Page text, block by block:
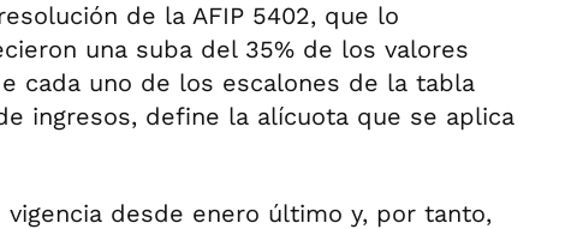
de la AFIP 5402, que lo
una suba del 35% de los valores
cada uno de los escalones de la tabla
ingresos, define la alícuota que se aplica
vigencia desde enero último y, por tanto,